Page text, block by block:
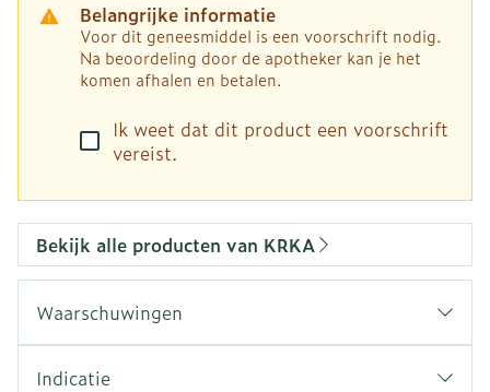
Belangrijke informatie
Voor dit geneesmiddel is een voorschrift nodig.
Na beoordeling door de apotheker kan je het
komen afhalen en betalen.
Ik weet dat dit product een voorschrift
vereist.
Bekijk alle producten van KRKA
Waarschuwingen
Indicatie